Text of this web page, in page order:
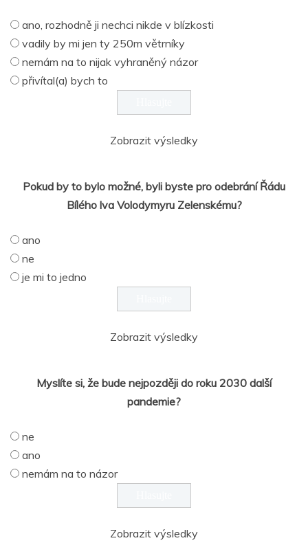
ano, rozhodně ji nechci nikde v blízkosti
vadily by mi jen ty 250m větrníky
nemám na to nijak vyhraněný názor
přivítal(a) bych to
Zobrazit výsledky
Pokud by to bylo možné, byli byste pro odebrání Řádu
Bílého lva Volodymyru Zelenskému?
ano
ne
je mi to jedno
Zobrazit výsledky
Myslíte si, že bude nejpozději do roku 2030 další
pandemie?
ne
ano
nemám na to názor
Zobrazit výsledky